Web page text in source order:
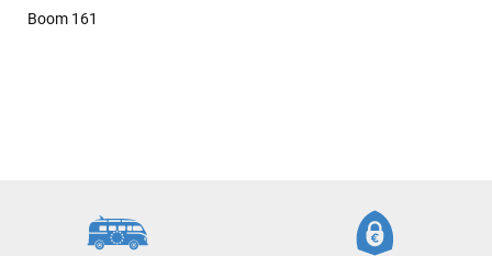
Boom 161
avec moi les caractéristiques des équipements, me conseiller
sur le matériel à choisir, et m’a même offert du matériel en